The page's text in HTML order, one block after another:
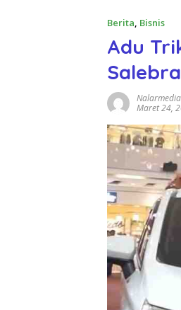
Berita, Bisnis
Adu
Nalarmedia
Maret 24,